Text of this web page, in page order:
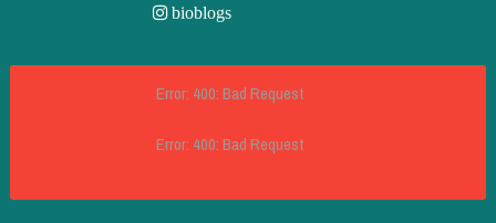
bioblogs
Error: 400: Bad Request
Error: 400: Bad Request